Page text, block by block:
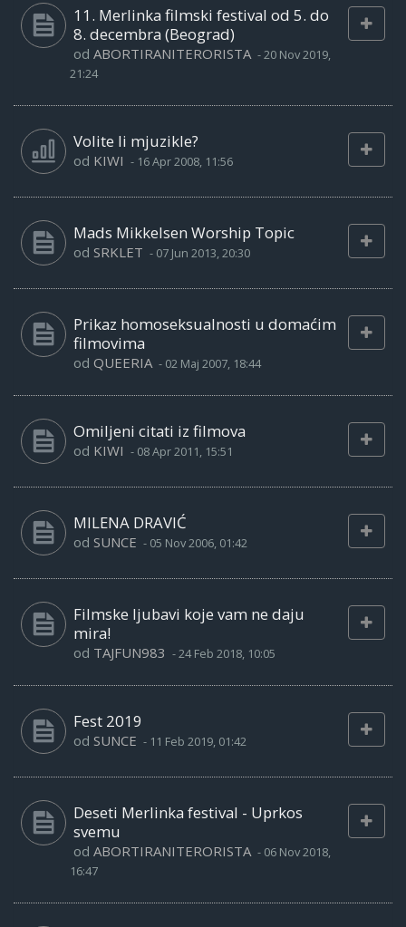
11. Merlinka filmski festival od 5. do
8. decembra (Beograd)
od ABORTIRANITERORISTA -20 Nov 2019,
21:24
Volite li mjuzikle?
od KIWI - 16 Apr 2008, 11:56
Mads Mikkelsen Worship Topic
od SRKLET - 07 Jun 2013, 20:30
Prikaz homoseksualnosti u domaćim
filmovima
od QUEERIA - 02 Maj 2007, 18:44
Omiljeni citati iz filmova
od KIWI - 08 Apr 2011, 15:51
MILENA DRAVIĆ
od SUNCE - 05 Nov 2006, 01:42
Filmske ljubavi koje vam ne daju
mira!
od TAJFUN983 -24 Feb 2018, 10:05
Fest 2019
od SUNCE - 11 Feb 2019, 01:42
Deseti Merlinka festival - Uprkos
svemu
od ABORTIRANITERORISTA - 06 Nov 2018,
16:47